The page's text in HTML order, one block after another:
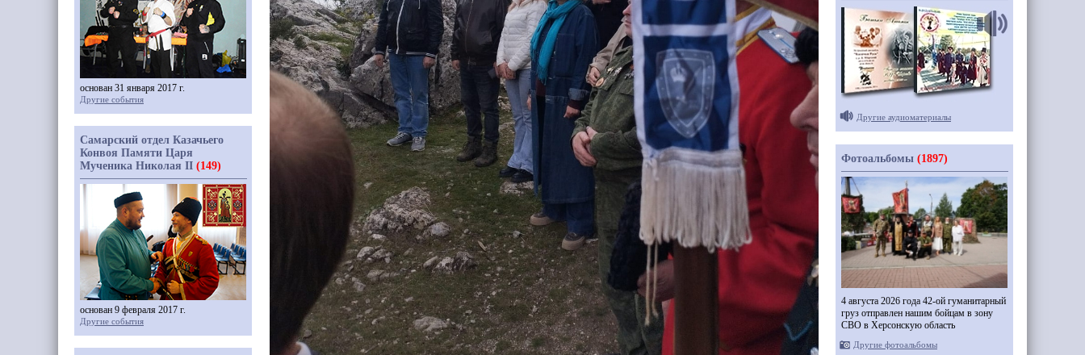
основан 31 января 2017 г.
Другие события
Самарский отдел Казачьего
Конвоя Памяти Царя
Мученика Николая II (149)
основан 9 февраля 2017 г.
Другие события
Другие аудиоматериалы
Фотоальбомы (1897)
4 августа 2026 года 42-ой гуманитарный
груз отправлен нашим бойцам в зону
СВО в Херсонскую область
Другие фотоальбомы